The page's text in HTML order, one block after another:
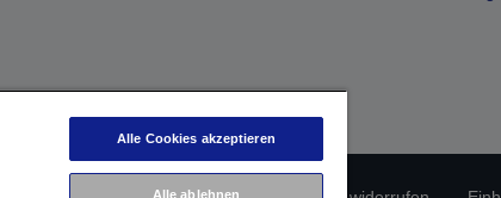
Alle Cookies akzeptieren
Alle ablehnen